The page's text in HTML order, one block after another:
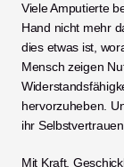
Viele Amputierte
Hand nicht mehr
dies etwas ist,
Mensch zeigen
hervorzuheben.
ihr
Mit Kraft,